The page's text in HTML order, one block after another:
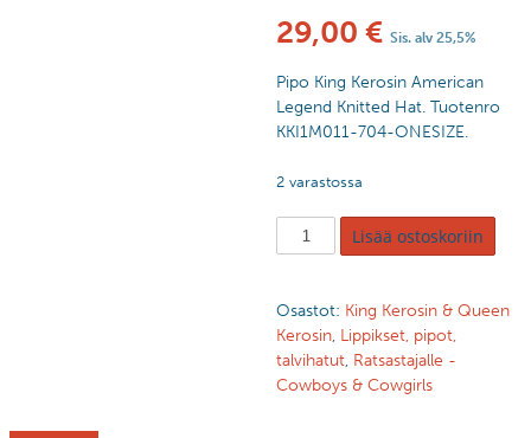
29,00 € Sis. alv 25,5%
Pipo King Kerosin American
Legend Knitted Hat. Tuotenro
KKI1M011-704-ONESIZE.
2 varastossa
Lisää ostoskoriin
Osastot: King Kerosin & Queen
Kerosin, Lippikset, pipot,
talvihatut, Ratsastajalle -
Cowboys & Cowgirls